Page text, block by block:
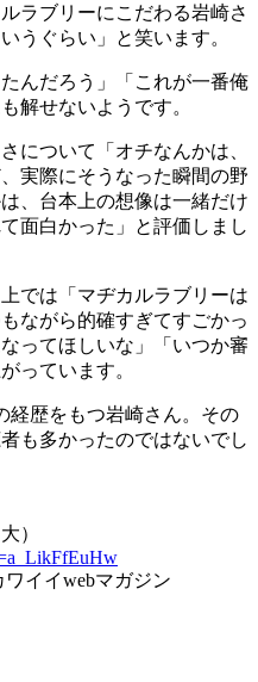
ラブリーにこだわる岩崎さ
うぐらい」と笑います。
んだろう」「これが一番俺
解せないようです。
について「オチなんかは、
実際にそうなった瞬間の野
、台本上の想像は一緒だけ
面白かった」と評価しまし
では「マヂカルラブリーは
ながら的確すぎてすごかっ
ってほしいな」「いつか審
っています。
経歴をもつ岩崎さん。その
も多かったのではないでし
）
ワイイwebマガジン